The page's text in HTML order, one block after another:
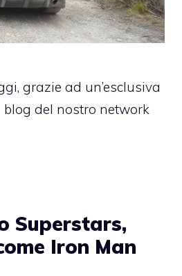
grazie ad un’esclusiva
blog del nostro network
Superstars,
Iron Man